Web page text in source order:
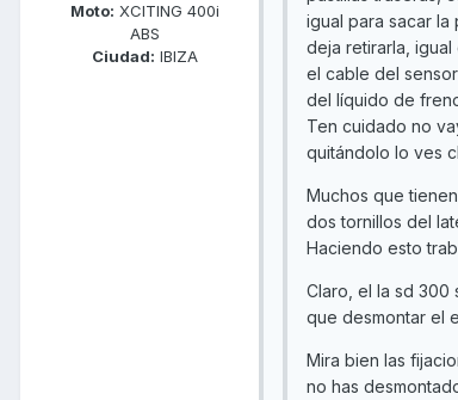
Moto: XCITING 400i
ABS
Ciudad: IBIZA
igual para sacar
deja retirarla,
el cable del
del líquido de
Ten cuidado no
quitándolo lo ves
Muchos que
dos tornillos del
Haciendo esto
Claro, el la sd 300
que desmontar el
Mira bien las
no has